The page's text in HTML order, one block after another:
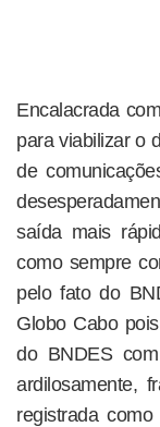
Encalacrada
para viabilizar o
de
saída mais
como sempre
pelo fato do
Globo Cabo
do BNDES
ardilosamente,
registrada